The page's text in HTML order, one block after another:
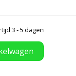
3 - 5 dagen